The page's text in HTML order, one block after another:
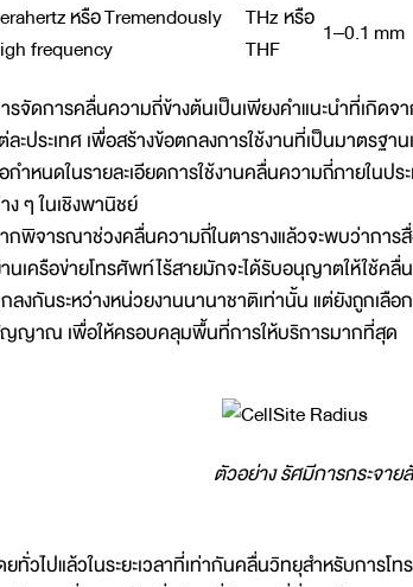
หรือ Tremendously
frequency
THz หรือ
THF
1–0.1 mm
รจัดการคลื่นความถี่ข้างต้นเป็นเพียงคำแนะนำที่เกิด
ละประเทศ เพื่อสร้างข้อตกลงการใช้งานที่เป็นมาตรฐ
กำหนดในรายละเอียดการใช้งานคลื่นความถี่ภายในป
ง ๆ ในเชิงพานิชย์
กพิจารณาช่วงคลื่นความถี่ในตารางแล้วจะพบว่าการ
นเครือข่ายโทรศัพท์ไร้สายมักจะได้รับอนุญาตให้ใช้คลื่
ลงกันระหว่างหน่วยงานนานาชาติเท่านั้น แต่ยังถูกเลื
ญาณ เพื่อให้ครอบคลุมพื้นที่การให้บริการมากที่สุด
ตัวอย่าง รัศมีการกระจ
ยทั่วไปแล้วในระยะเวลาที่เท่ากันคลื่นวิทยุสำหรับการ